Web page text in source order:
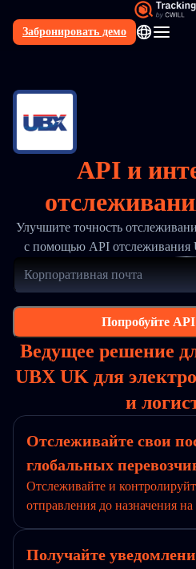
Забронировать демо
RU
API и
Улучшите точность
с помощью API отслеживания
Попробуйте API
Ведущее решение
UBX UK для
и
Отслеживайте свои
глобальных
Отслеживайте и
отправления до назначения
Получайте